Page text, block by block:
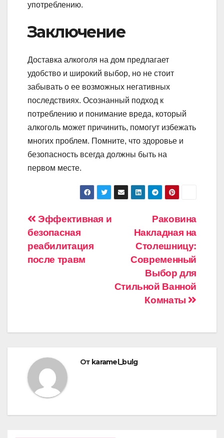
употреблению.
Заключение
Доставка алкоголя на дом предлагает
удобство и широкий выбор, но не стоит
забывать о ее возможных негативных
последствиях. Осознанный подход к
потреблению и понимание вреда, который
алкоголь может причинить, помогут избежать
многих проблем. Помните, что здоровье и
безопасность всегда должны быть на
первом месте.
Навигация
по
записям
Раковина
Накладная на
Столешницу:
Современный
Выбор для
Стильной Ванной
Комнаты
Эффективная и
безопасная
реабилитация
после травм
От karamel_bulg